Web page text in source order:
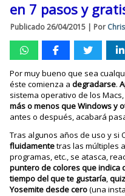
en 7 pasos y
Publicado 26/04/2015 | Por
Por muy bueno que sea
éste comienza adegradarse.
sistema operativo de los
más o menos que Windows y
antes o después, acabará
Tras algunos años de uso y si
fluidamentetras las múltiples
programas, etc., se atasca,
puntero de colores que indica
tiempo del que te gustaría,
Yosemite desde cero(una